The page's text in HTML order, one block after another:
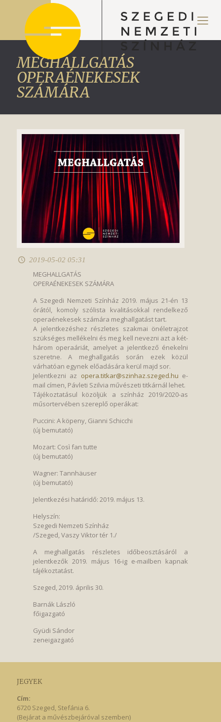
MEGHALLGATÁS
OPERAÉNEKESEK
SZÁMÁRA
2019-05-02 05:31
MEGHALLGATÁS
OPERAÉNEKESEK SZÁMÁRA
A Szegedi Nemzeti Színház 2019. május 21-én 13
órától, komoly szólista kvalitásokkal rendelkező
operaénekesek számára meghallgatást tart.
A jelentkezéshez részletes szakmai önéletrajzot
szükséges mellékelni és meg kell nevezni azt a két-
három operaáriát, amelyet a jelentkező énekelni
szeretne. A meghallgatás során ezek közül
várhatóan egynek előadására kerül majd sor.
Jelentkezni az opera.titkar@szinhaz.szeged.hu e-
mail címen, Pávleti Szilvia művészeti titkárnál lehet.
Tájékoztatásul közöljük a színház 2019/2020-as
műsortervében szereplő operákat:
Puccini: A köpeny, Gianni Schicchi
(új bemutató)
Mozart: Così fan tutte
(új bemutató)
Wagner: Tannhäuser
(új bemutató)
Jelentkezési határidő: 2019. május 13.
Helyszín:
Szegedi Nemzeti Színház
/Szeged, Vaszy Viktor tér 1./
A meghallgatás részletes időbeosztásáról a
jelentkezők 2019. május 16-ig e-mailben kapnak
tájékoztatást.
Szeged, 2019. április 30.
Barnák László
főigazgató
Gyüdi Sándor
zeneigazgató
JEGYEK
Cím:
6720 Szeged, Stefánia 6.
(Bejárat a művészbejáróval szemben)